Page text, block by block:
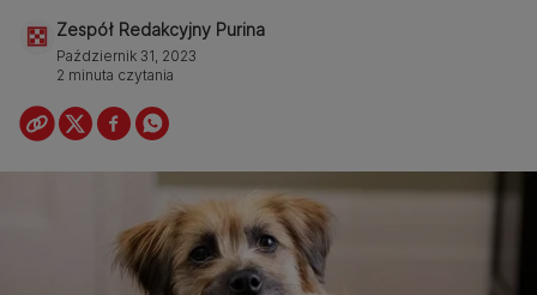
Zespół Redakcyjny Purina
Październik 31, 2023
2 minuta czytania